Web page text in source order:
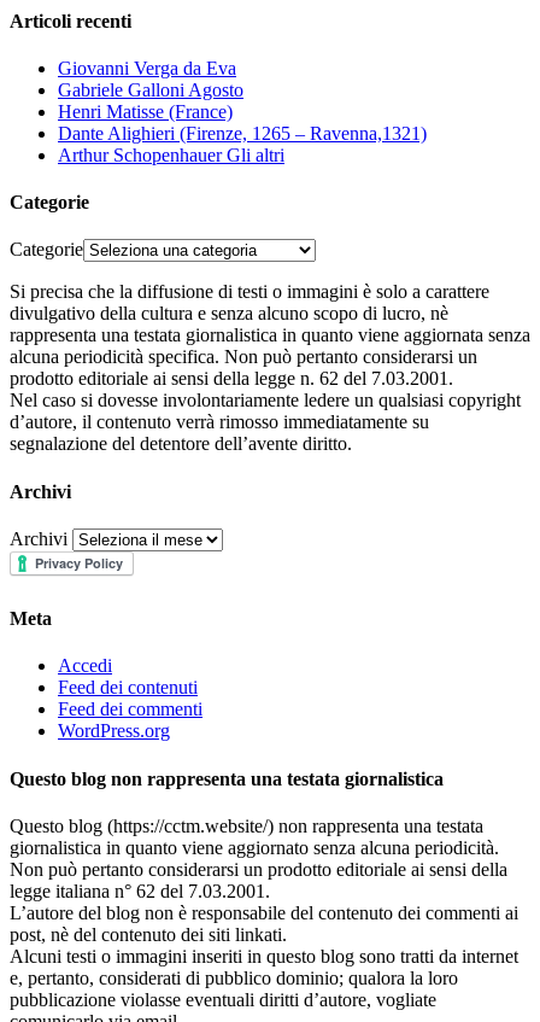
Articoli recenti
Giovanni Verga da Eva
Gabriele Galloni Agosto
Henri Matisse (France)
Dante Alighieri (Firenze, 1265 – Ravenna,1321)
Arthur Schopenhauer Gli altri
Categorie
Categorie
Si precisa che la diffusione di testi o immagini è solo a carattere
divulgativo della cultura e senza alcuno scopo di lucro, nè
rappresenta una testata giornalistica in quanto viene aggiornata senza
alcuna periodicità specifica. Non può pertanto considerarsi un
prodotto editoriale ai sensi della legge n. 62 del 7.03.2001.
Nel caso si dovesse involontariamente ledere un qualsiasi copyright
d’autore, il contenuto verrà rimosso immediatamente su
segnalazione del detentore dell’avente diritto.
Archivi
Archivi
Meta
Accedi
Feed dei contenuti
Feed dei commenti
WordPress.org
Questo blog non rappresenta una testata giornalistica
Questo blog (https://cctm.website/) non rappresenta una testata
giornalistica in quanto viene aggiornato senza alcuna periodicità.
Non può pertanto considerarsi un prodotto editoriale ai sensi della
legge italiana n° 62 del 7.03.2001.
L’autore del blog non è responsabile del contenuto dei commenti ai
post, nè del contenuto dei siti linkati.
Alcuni testi o immagini inseriti in questo blog sono tratti da internet
e, pertanto, considerati di pubblico dominio; qualora la loro
pubblicazione violasse eventuali diritti d’autore, vogliate